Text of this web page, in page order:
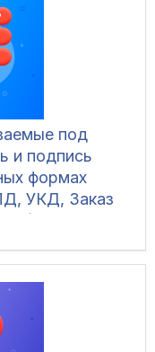
под
и подпись
формах
УКД, Заказ